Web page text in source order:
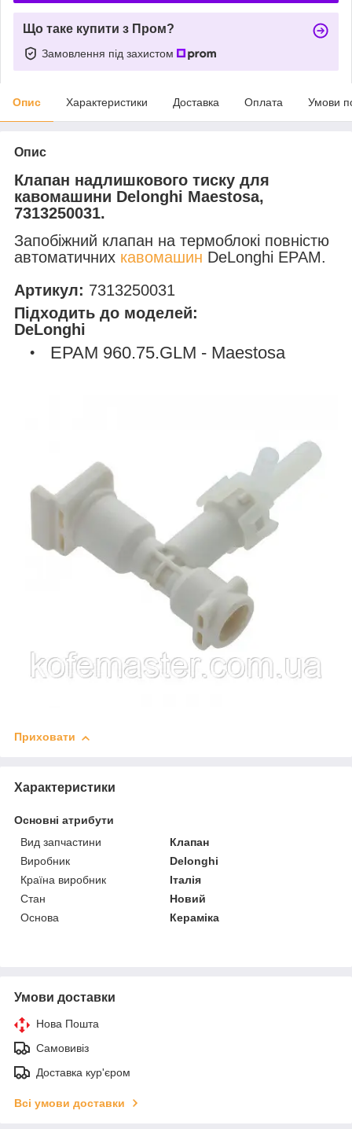
Що таке купити з Пром?
Замовлення під захистом
Опис Характеристики Доставка Оплата Умови
Опис
Клапан надлишкового тиску для
кавомашини Delonghi Maestosa,
7313250031.
Запобіжний клапан на термоблокі повністю
автоматичних кавомашин DeLonghi EPAM.
Артикул: 7313250031
Підходить до моделей:
DeLonghi
EPAM 960.75.GLM - Maestosa
Приховати
Характеристики
Основні атрибути
Вид запчастини
Клапан
Виробник
Delonghi
Країна виробник
Італія
Стан
Новий
Основа
Кераміка
Умови доставки
Нова Пошта
Самовивіз
Доставка кур'єром
Всі умови доставки